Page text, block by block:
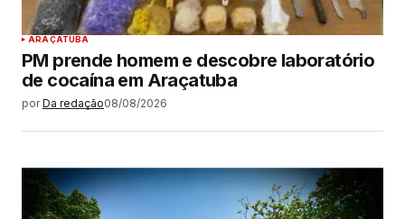
ARAÇATUBA
PM prende homem e descobre laboratório
de cocaína em Araçatuba
por Da redação08/08/2026